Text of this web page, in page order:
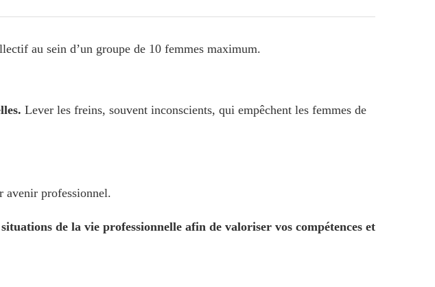
au sein d’un groupe de 10 femmes maximum.
Lever les freins, souvent inconscients, qui empêchent les femmes de
avenir professionnel.
de la vie professionnelle afin de valoriser vos compétences et